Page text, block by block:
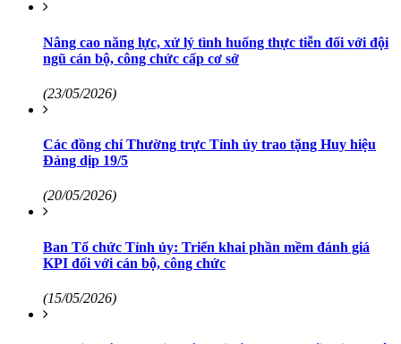
Nâng cao năng lực, xử lý tình huống thực tiễn đối với đội
ngũ cán bộ, công chức cấp cơ sở
(23/05/2026)
Các đồng chí Thường trực Tỉnh ủy trao tặng Huy hiệu
Đảng dịp 19/5
(20/05/2026)
Ban Tổ chức Tỉnh ủy: Triển khai phần mềm đánh giá
KPI đối với cán bộ, công chức
(15/05/2026)